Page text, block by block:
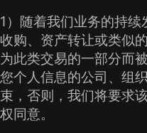
1）随着我们业务的持续
收购、资产转让或类似
为此类交易的一部分而
您个人信息的公司、组
束，否则，我们将要求
权同意。